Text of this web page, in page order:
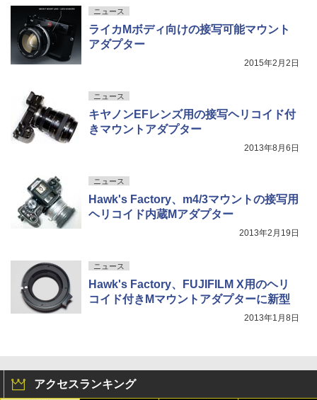
ニュース
ライカMボディ向けの接写可能マウント
アダプター
2015年2月2日
ニュース
キヤノンEFレンズ用の接写ヘリコイド付
きマウントアダプター
2013年8月6日
ニュース
Hawk's Factory、m4/3マウントの接写用
ヘリコイド内蔵Mアダプター
2013年2月19日
ニュース
Hawk's Factory、FUJIFILM X用のヘリ
コイド付きMマウントアダプターに新型
2013年1月8日
アクセスランキング